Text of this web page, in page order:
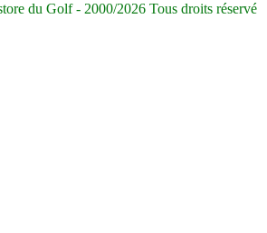
du Golf - 2000/2026 Tous droits réservé